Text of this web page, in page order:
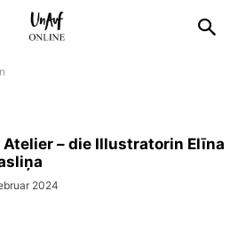
Atelier – die Illustratorin Elīna
2024